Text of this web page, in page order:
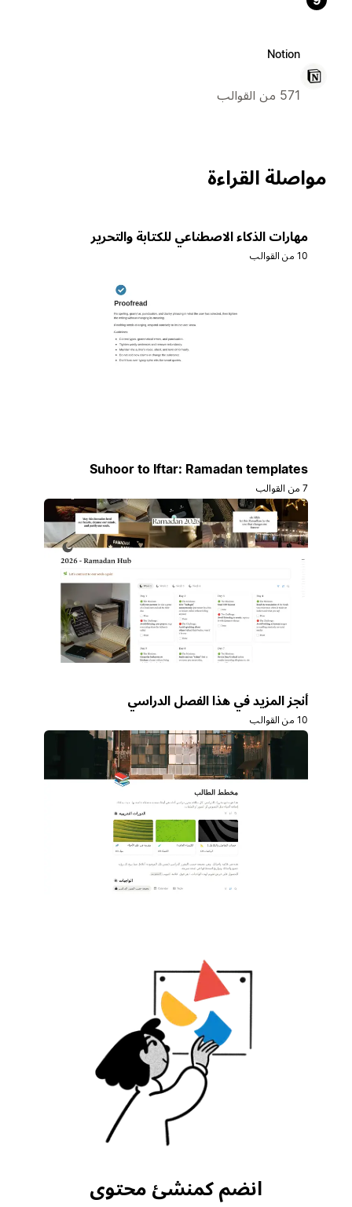
Notion
571 من القوالب
مواصلة القراءة
مهارات الذكاء الاصطناعي للكتابة والتحرير
10 من القوالب
Suhoor to Iftar: Ramadan templates
7 من القوالب
أنجز المزيد في هذا الفصل الدراسي
10 من القوالب
انضم كمنشئ محتوى